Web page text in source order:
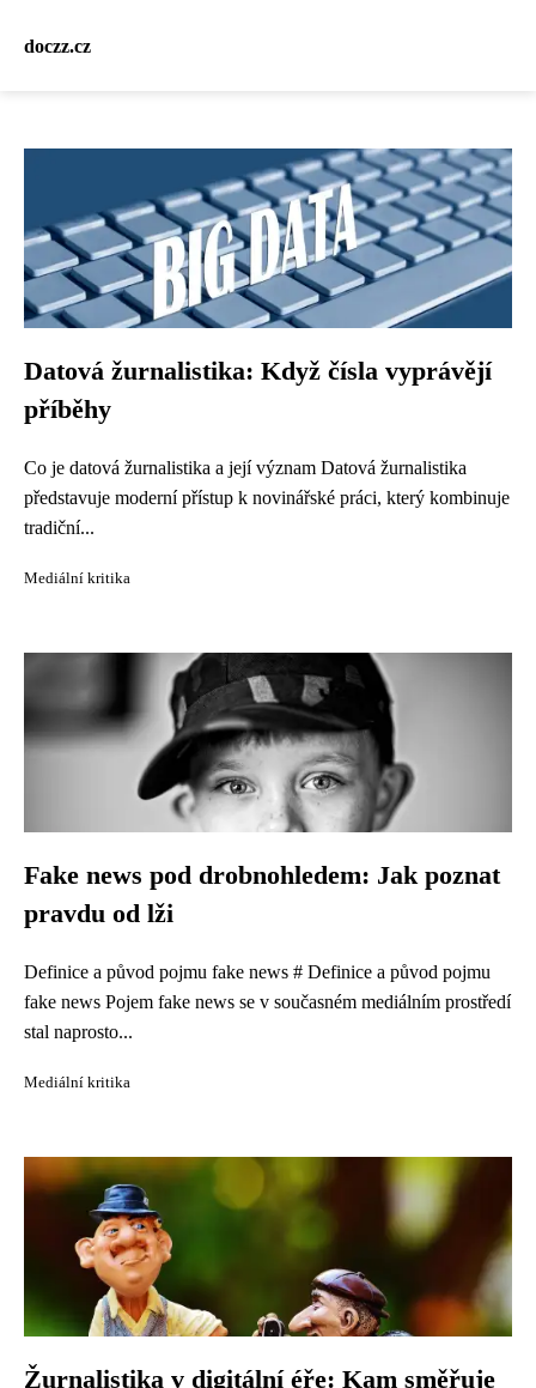
doczz.cz
Datová žurnalistika: Když čísla vyprávějí
příběhy
Co je datová žurnalistika a její význam Datová žurnalistika
představuje moderní přístup k novinářské práci, který kombinuje
tradiční...
Mediální kritika
Fake news pod drobnohledem: Jak poznat
pravdu od lži
Definice a původ pojmu fake news # Definice a původ pojmu
fake news Pojem fake news se v současném mediálním prostředí
stal naprosto...
Mediální kritika
Žurnalistika v digitální éře: Kam směřuje